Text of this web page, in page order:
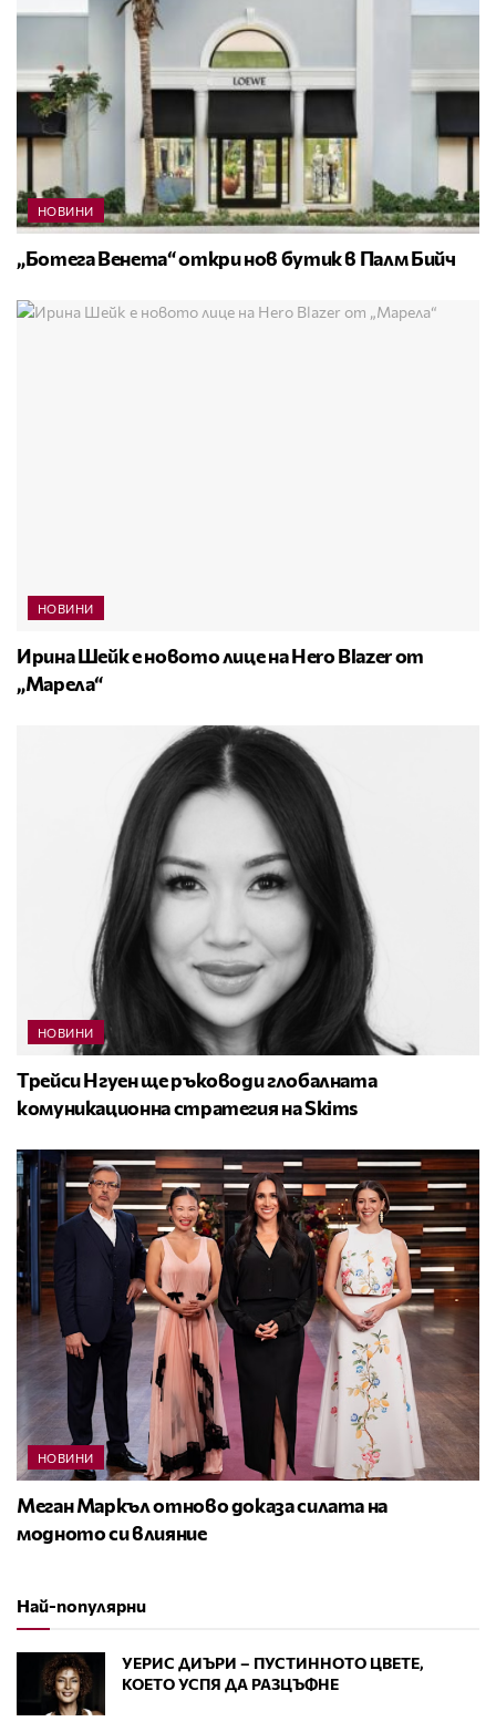
НОВИНИ
„Ботега Венета“ откри нов бутик в Палм Бийч
НОВИНИ
Ирина Шейк е новото лице на Hero Blazer от
„Марела“
НОВИНИ
Трейси Нгуен ще ръководи глобалната
комуникационна стратегия на Skims
НОВИНИ
Меган Маркъл отново доказа силата на
модното си влияние
Най-популярни
УЕРИС ДИЪРИ – ПУСТИННОТО ЦВЕТЕ,
КОЕТО УСПЯ ДА РАЗЦЪФНЕ